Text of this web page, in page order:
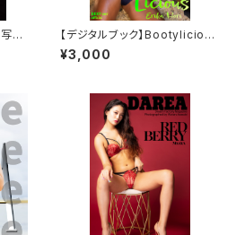
真
【デジタルブック】Bootylicious
DAREA Dream Factory Mag
azine
¥3,000